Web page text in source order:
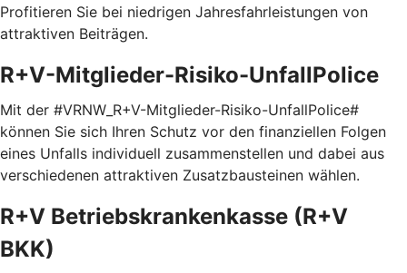
Profitieren Sie bei niedrigen Jahresfahrleistungen von
attraktiven Beiträgen.
R+V-Mitglieder-Risiko-UnfallPolice
Mit der #VRNW_R+V-Mitglieder-Risiko-UnfallPolice#
können Sie sich Ihren Schutz vor den finanziellen Folgen
eines Unfalls individuell zusammenstellen und dabei aus
verschiedenen attraktiven Zusatzbausteinen wählen.
R+V Betriebskrankenkasse (R+V
BKK)